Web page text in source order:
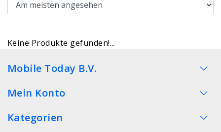
Keine Produkte gefunden!...
Mobile Today B.V.
Mein Konto
Kategorien